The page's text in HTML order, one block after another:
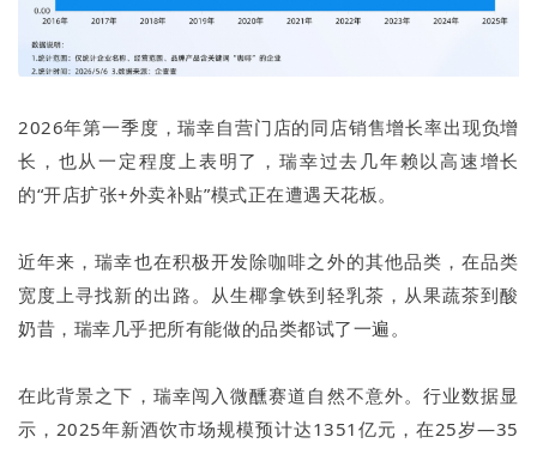
2026年第一季度，瑞幸自营门店的同店销售增长率出现负增
长，也从一定程度上表明了，瑞幸过去几年赖以高速增长
的“开店扩张+外卖补贴”模式正在遭遇天花板。
近年来，瑞幸也在积极开发除咖啡之外的其他品类，在品类
宽度上寻找新的出路。从生椰拿铁到轻乳茶，从果蔬茶到酸
奶昔，瑞幸几乎把所有能做的品类都试了一遍。
在此背景之下，瑞幸闯入微醺赛道自然不意外。行业数据显
示，2025年新酒饮市场规模预计达1351亿元，在25岁—35